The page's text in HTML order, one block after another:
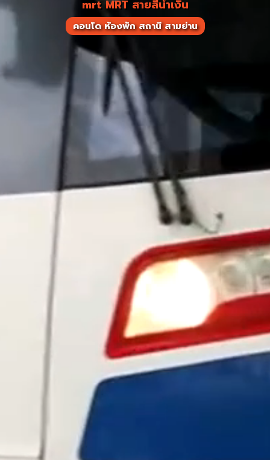
mrt MRT สายสีน้ำเงิน
คอนโด ห้องพัก สถานี สามย่าน